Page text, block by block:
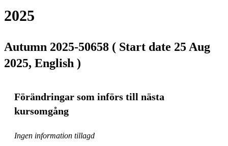
2025
Autumn 2025-50658 ( Start date 25 Aug
2025, English )
Förändringar som införs till nästa
kursomgång
Ingen information tillagd